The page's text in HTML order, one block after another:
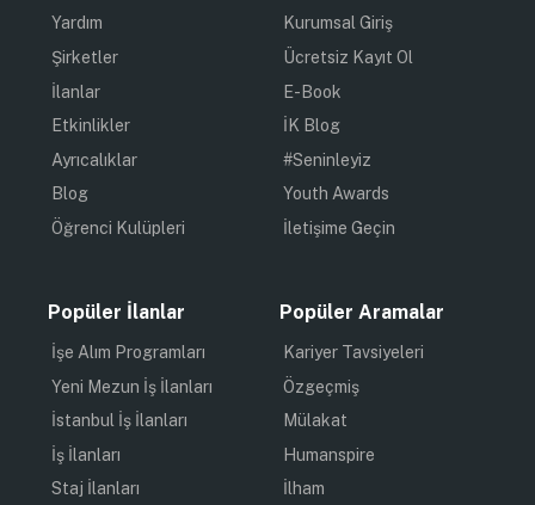
Yardım
Şirketler
İlanlar
Etkinlikler
Ayrıcalıklar
Blog
Öğrenci Kulüpleri
Kurumsal Giriş
Ücretsiz Kayıt Ol
E-Book
İK Blog
#Seninleyiz
Youth Awards
İletişime Geçin
Popüler İlanlar
İşe Alım Programları
Yeni Mezun İş İlanları
İstanbul İş İlanları
İş İlanları
Staj İlanları
Popüler Aramalar
Kariyer Tavsiyeleri
Özgeçmiş
Mülakat
Humanspire
İlham